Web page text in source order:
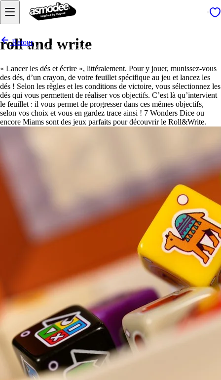
Accueil Blog Glossaire
Retour
roll and write
« Lancer les dés et écrire », littéralement. Pour y jouer, munissez-vous
des dés, d’un crayon, de votre feuillet spécifique au jeu et lancez les
dés ! Selon les règles et les conditions de victoire, vous sélectionnez les
dés qui vous permettent de réaliser vos objectifs. C’est là qu’intervient
le feuillet : il vous permet de progresser dans ces mêmes objectifs,
selon vos choix et vous en gardez trace ainsi ! 7 Wonders Dice ou
encore Miams sont des jeux parfaits pour découvrir le Roll&Write.